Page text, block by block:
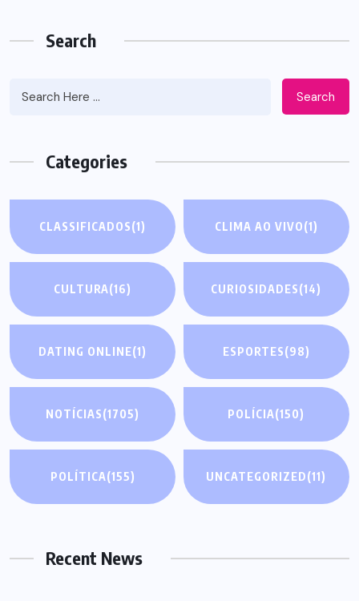
Search
Search
Categories
CLASSIFICADOS(1) CLIMA AO VIVO(1)
CULTURA(16) CURIOSIDADES(14)
DATING ONLINE(1) ESPORTES(98)
NOTÍCIAS(1705) POLÍCIA(150)
POLÍTICA(155) UNCATEGORIZED(11)
Recent News